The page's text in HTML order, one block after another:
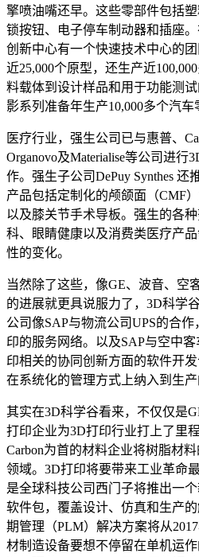
擎喷油嘴还早。这些零部件包括
锁按钮、电子停车制动器和插座
创新中心有一个快速技术中心的
近25,000个原型，还生产近
料载体到设计样品和用于功能测
影系列准备年生产10,000多个汽车
医疗行业，强生公司已与惠普、
Organovo及Materialise等公司进行
作。强生子公司DePuy Synthes 还
产品包括定制化的颅颌面（CMF
以及膝关节手术导板。强生的各
科、眼睛健康以及消费类医疗产
性的变化。
当然除了这些，像GE、波音、空
的进展就更具说服力了，3D科学
公司像SAP与物流公司UPS的合
印的服务网络。以及SAP与空中
印相关的协同创新方面的软件开
在系统化的管理方式上纳入到生产
其实在3D科学谷看来，不仅仅是
打印企业为3D打印行业打上了里
Carbon为首的材料企业将树脂材
领域。3D打印将要带来工业革命
是全球科技公司西门子将推出一
软件包，覆盖设计、仿真和生产
期管理（PLM）解决方案将从
材制造设备要想不停留在单机运